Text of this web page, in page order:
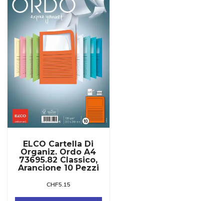
ELCO Cartella Di
Organiz. Ordo A4
73695.82 Classico,
Arancione 10 Pezzi
CHF5.15